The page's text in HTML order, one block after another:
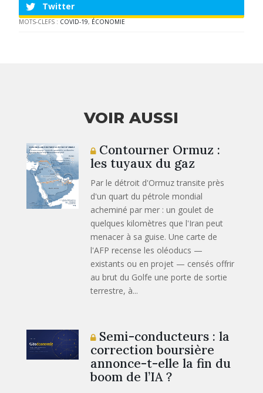
Twitter
MOTS-CLEFS : COVID-19, ÉCONOMIE
VOIR AUSSI
Contourner Ormuz :
les tuyaux du gaz
Par le détroit d'Ormuz transite près
d'un quart du pétrole mondial
acheminé par mer : un goulet de
quelques kilomètres que l'Iran peut
menacer à sa guise. Une carte de
l'AFP recense les oléoducs —
existants ou en projet — censés offrir
au brut du Golfe une porte de sortie
terrestre, à...
Semi-conducteurs : la
correction boursière
annonce-t-elle la fin du
boom de l’IA ?